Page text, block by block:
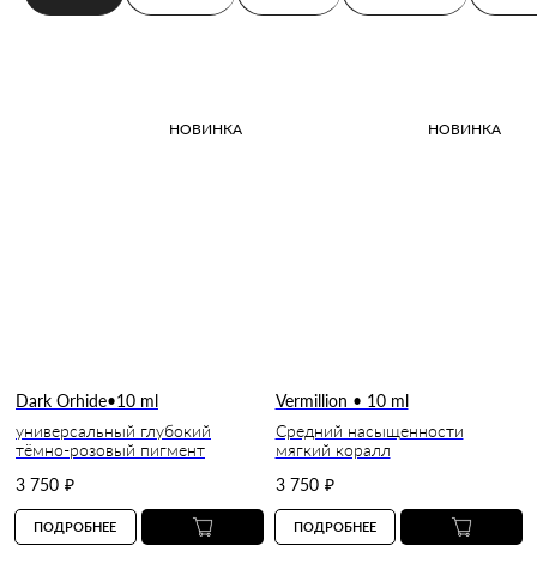
НОВИНКА
Dark Orhide•10 ml
универсальный глубокий
тёмно-розовый пигмент
3 750 ₽
ПОДРОБНЕЕ
НОВИНКА
Vermillion • 10 ml
Средний насыщенности
мягкий коралл
3 750 ₽
ПОДРОБНЕЕ